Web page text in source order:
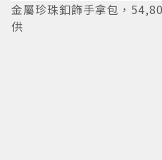
金屬珍珠釦飾手拿包，
供